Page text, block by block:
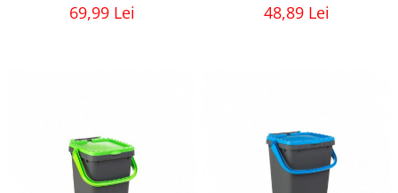
69,99 Lei 48,89 Lei